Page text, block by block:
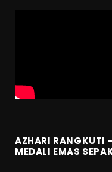
AZHARI RANGKUTI
MEDALI EMAS